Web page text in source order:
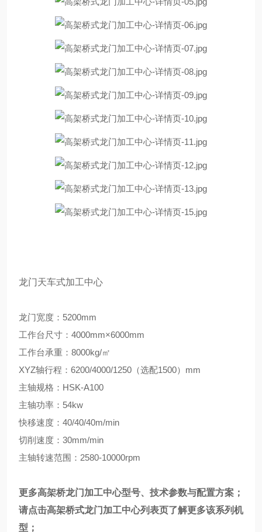
龙门天车式加工中心
龙门宽度：5200mm
工作台尺寸：4000mm×6000mm
工作台承重：8000kg/㎡
XYZ轴行程：6200/4000/1250（选配1500）mm
主轴规格：HSK-A100
主轴功率：54kw
快移速度：40/40/40m/min
切削速度：30mm/min
主轴转速范围：2580-10000rpm
更多高架桥龙门加工中心型号、技术参数与配置方案；
请点击高架桥式龙门加工中心列表页了解更多该系列机
型；